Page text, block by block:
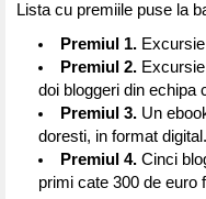
Lista cu premiile puse la
Premiul 1.Excursie
Premiul 2.Excursie
doi bloggeri din echipa
Premiul 3.Un
doresti, in format digital.
Premiul 4.Cinci
primi cate 300 de euro